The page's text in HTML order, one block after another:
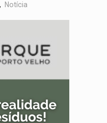
, Notícia